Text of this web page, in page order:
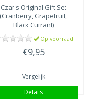
Czar's Original Gift Set
(Cranberry, Grapefruit,
Black Currant)
Op voorraad
€9,95
Vergelijk
Details